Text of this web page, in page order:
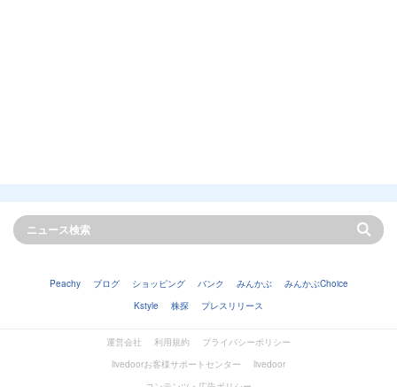
Peachy ブログ ショッピング バンク みんかぶ
みんかぶChoice
Kstyle
株探 プレスリリース
運営会社 利用規約
プライバシーポリシー
livedoorお客様サポートセンター
livedoor